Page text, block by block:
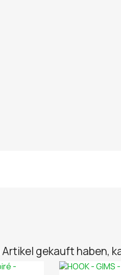
Artikel gekauft haben,